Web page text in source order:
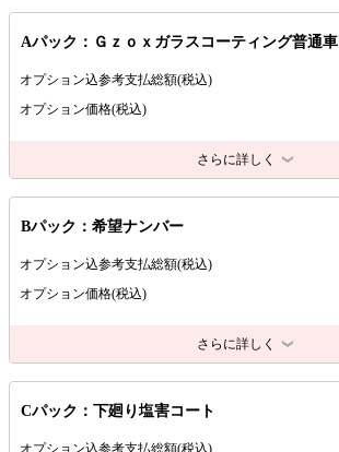
Aパック：Ｇｚｏｘガラスコーティング普通車
オプション込参考支払総額(税込)
オプション価格(税込)
さらに詳しく
Bパック：希望ナンバー
オプション込参考支払総額(税込)
オプション価格(税込)
さらに詳しく
Cパック：下廻り塩害コート
オプション込参考支払総額(税込)